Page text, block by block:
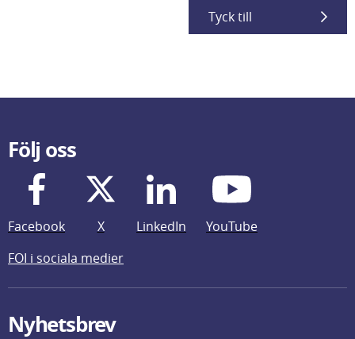
Tyck till
Följ oss
Facebook X LinkedIn
YouTube
FOI i sociala medier
Nyhetsbrev